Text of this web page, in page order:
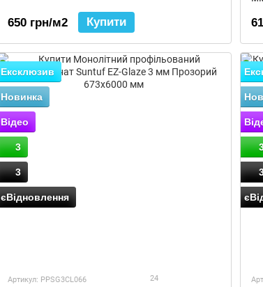
заявку на
650 грн/м2 Купити
Ексклюзив
Новинка
Відео
3
3
єВідновлення
Артикул: PPSG3CL066 24